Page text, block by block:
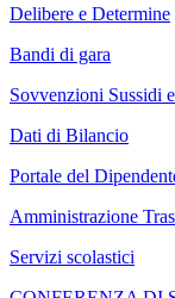
Delibere e Determine
Bandi di gara
Sovvenzioni Sussidi
Dati di Bilancio
Portale del
Amministrazione
Servizi scolastici